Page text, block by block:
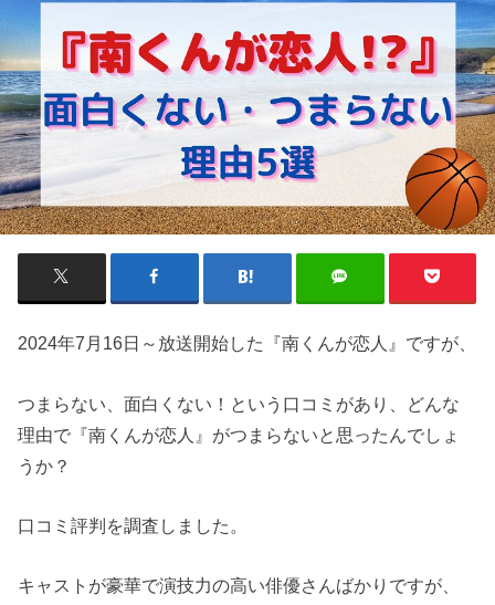
2024年7月16日～放送開始した『南くんが恋人』ですが、
つまらない、面白くない！という口コミがあり、どんな
理由で『南くんが恋人』がつまらないと思ったんでしょ
うか？
口コミ評判を調査しました。
キャストが豪華で演技力の高い俳優さんばかりですが、